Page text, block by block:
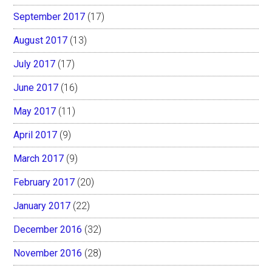
September 2017 (17)
August 2017 (13)
July 2017 (17)
June 2017 (16)
May 2017 (11)
April 2017 (9)
March 2017 (9)
February 2017 (20)
January 2017 (22)
December 2016 (32)
November 2016 (28)